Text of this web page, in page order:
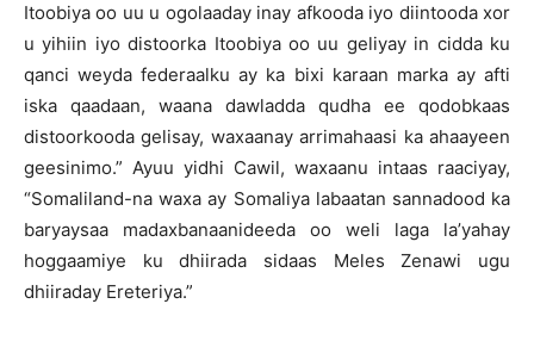
Itoobiya oo uu u ogolaaday inay afkooda iyo diintooda xor
u yihiin iyo distoorka Itoobiya oo uu geliyay in cidda ku
qanci weyda federaalku ay ka bixi karaan marka ay afti
iska qaadaan, waana dawladda qudha ee qodobkaas
distoorkooda gelisay, waxaanay arrimahaasi ka ahaayeen
geesinimo.” Ayuu yidhi Cawil, waxaanu intaas raaciyay,
“Somaliland-na waxa ay Somaliya labaatan sannadood ka
baryaysaa madaxbanaanideeda oo weli laga la’yahay
hoggaamiye ku dhiirada sidaas Meles Zenawi ugu
dhiiraday Ereteriya.”